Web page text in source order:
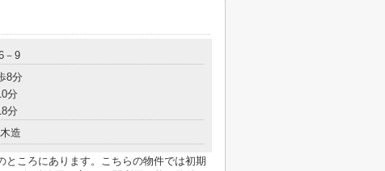
－9
8分
分
分
木造
ところにあります。こちらの物件では初期